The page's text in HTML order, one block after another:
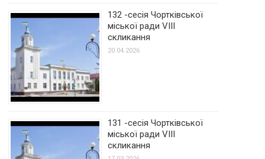
132 -сесія Чортківської
міської ради VIII
скликання
20.04.2026
131 -сесія Чортківської
міської ради VIII
скликання